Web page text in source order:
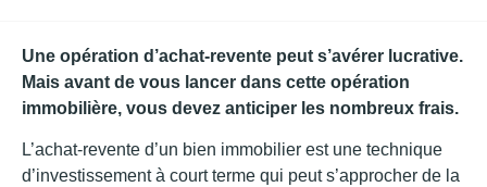
Une opération d’achat-revente peut s’avérer lucrative.
Mais avant de vous lancer dans cette opération
immobilière, vous devez anticiper les nombreux frais.
L’achat-revente d’un bien immobilier est une technique
d’investissement à court terme qui peut s’approcher de la